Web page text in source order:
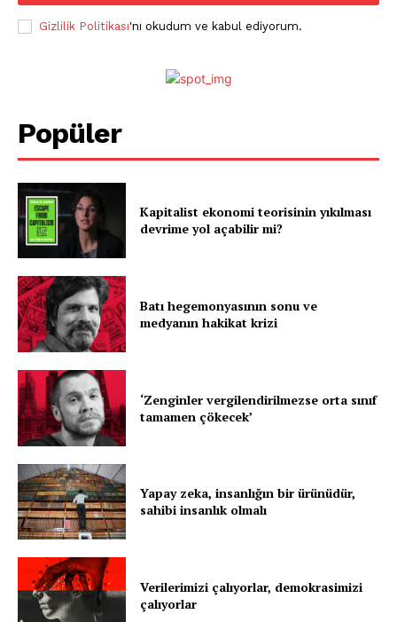
Gizlilik Politikası'nı okudum ve kabul ediyorum.
Popüler
Kapitalist ekonomi teorisinin yıkılması
devrime yol açabilir mi?
Batı hegemonyasının sonu ve
medyanın hakikat krizi
‘Zenginler vergilendirilmezse orta sınıf
tamamen çökecek’
Yapay zeka, insanlığın bir ürünüdür,
sahibi insanlık olmalı
Verilerimizi çalıyorlar, demokrasimizi
çalıyorlar